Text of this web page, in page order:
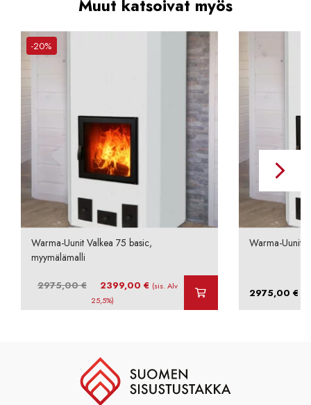
Muut katsoivat myös
-20%
Warma-Uunit Valkea 75 basic,
myymälämalli
2975,00€
Alkuperäinen
hinta
oli:
2399,00€ Nykyinen
on:
(sis. Alv
25,5%)
Warma-Uunit
2975,00 €